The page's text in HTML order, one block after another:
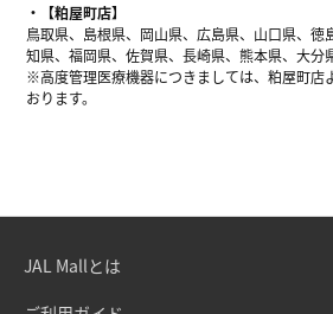
【粕屋町店】
鳥取県、島根県、岡山県、広島県、山口県、徳
知県、福岡県、佐賀県、長崎県、熊本県、大分
※高度管理医療機器につきましては、粕屋町店
おります。
JAL Mallとは